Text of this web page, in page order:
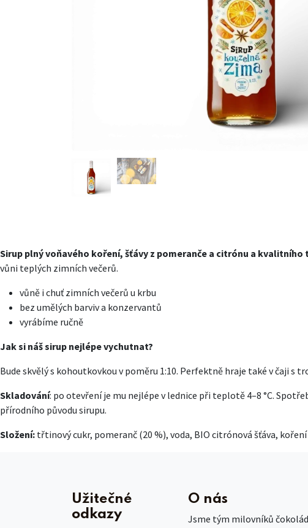
Sirup plný voňavého koření, šťávy z pomeranče a citrónu a
vůni teplých zimních večerů.
vůně i chuť zimních večerů u krbu
bez umělých barviv a konzervantů
vyrábíme ručně
Jak si náš sirup nejlépe vychutnat?
Bude skvělý s kohoutkovkou v poměru 1:10. Perfektně hraje také v čaji s
Skladování: po otevření je mu nejlépe v lednice při teplotě 4–8 °C.
přírodního původu sirupu.
Složení: třtinový cukr, pomeranč (20 %), voda, BIO citrónová šťáva,
Užitečné
odkazy
O nás
Jsme tým milovníků